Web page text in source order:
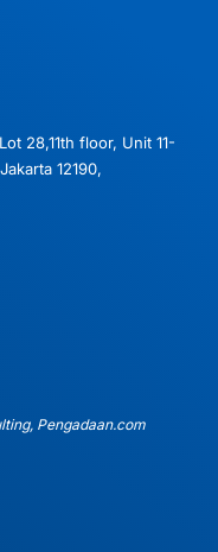
28,11th floor, Unit 11-
12190,
Pengadaan.com